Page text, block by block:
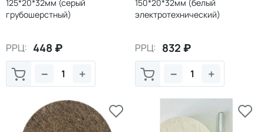
125*20*32мм (серый
грубошерстный)
РРЦ: 448 ₽
+
−
150*20*32мм (белый
электротехнический)
РРЦ: 832 ₽
+
−